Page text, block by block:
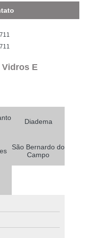
Vidros E
Diadema
São Bernardo do
Campo